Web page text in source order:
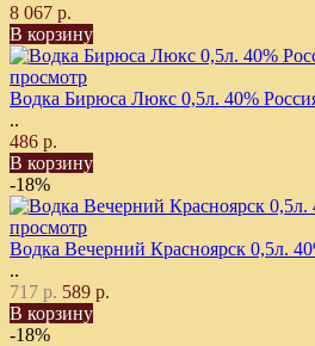
8 067 р.
В корзину
просмотр
Водка Бирюса Люкс 0,5л. 40%
..
486 р.
В корзину
-18%
просмотр
Водка Вечерний Красноярск 0,5л.
..
717 р. 589 р.
В корзину
-18%